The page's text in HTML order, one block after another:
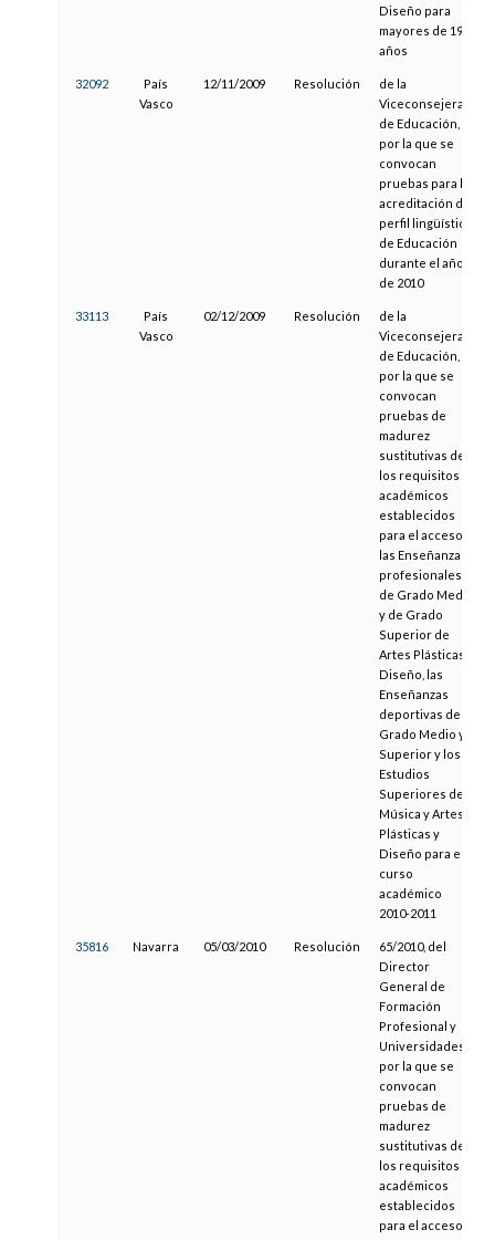
Diseño para
mayores de 19
años
32092
País
Vasco
12/11/2009 Resolución
de la
Viceconsejera
de Educación,
por la que se
convocan
pruebas para la
acreditación de
perfil lingüístico
de Educación
durante el año
de 2010
33113
País
Vasco
02/12/2009 Resolución
de la
Viceconsejera
de Educación,
por la que se
convocan
pruebas de
madurez
sustitutivas de
los requisitos
académicos
establecidos
para el acceso a
las Enseñanzas
profesionales
de Grado Medio
y de Grado
Superior de
Artes Plásticas y
Diseño, las
Enseñanzas
deportivas de
Grado Medio y
Superior y los
Estudios
Superiores de
Música y Artes
Plásticas y
Diseño para el
curso
académico
2010-2011
35816 Navarra 05/03/2010 Resolución
65/2010, del
Director
General de
Formación
Profesional y
Universidades,
por la que se
convocan
pruebas de
madurez
sustitutivas de
los requisitos
académicos
establecidos
para el acceso a